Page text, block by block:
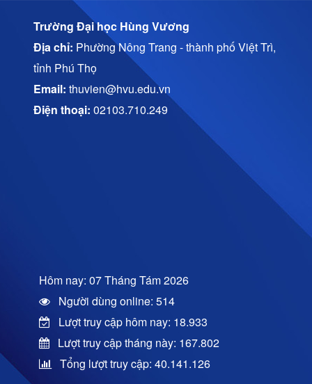
Trường Đại học Hùng Vương
Địa chỉ: Phường Nông Trang - thành phố Việt Trì,
tỉnh Phú Thọ
Email: thuvien@hvu.edu.vn
Điện thoại: 02103.710.249
Hôm nay: 07 Tháng Tám 2026
Người dùng online: 514
Lượt truy cập hôm nay: 18.933
Lượt truy cập tháng này: 167.802
Tổng lượt truy cập: 40.141.126